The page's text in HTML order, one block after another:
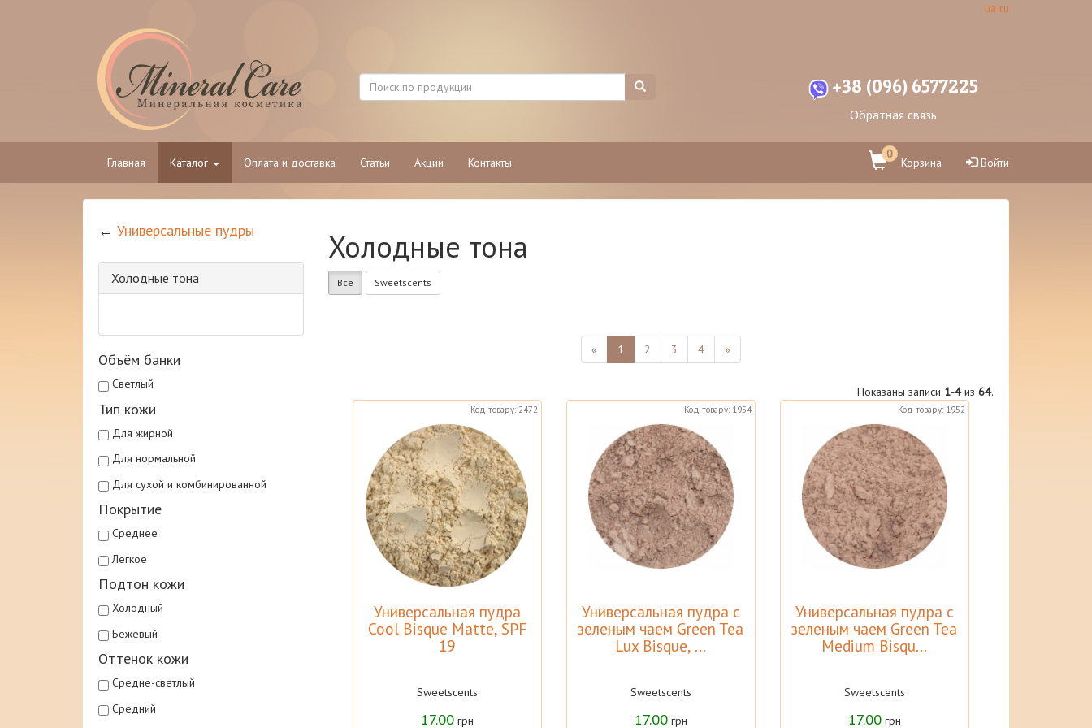
ua ru
+38 (096) 6577225
Обратная связь
Главная Каталог Оплата и доставка Статьи Акции Контакты
0
Корзина Войти
← Универсальные пудры
Холодные тона
Объём банки
Светлый
Тип кожи
Для жирной
Для нормальной
Для сухой и комбинированной
Покрытие
Среднее
Легкое
Подтон кожи
Холодный
Бежевый
Оттенок кожи
Средне-светлый
Средний
Холодные тона
Все Sweetscents
« 1 2 3 4 »
Показаны записи 1-4из 64.
Код товару: 2472
Универсальная пудра
Cool Bisque Matte, SPF
19
Sweetscents
17.00 грн
Код товару: 1954
Универсальная пудра с
зеленым чаем Green Tea
Lux Bisque, ...
Sweetscents
17.00 грн
Код товару: 1952
Универсальная пудра с
зеленым чаем Green Tea
Medium Bisqu...
Sweetscents
17.00 грн